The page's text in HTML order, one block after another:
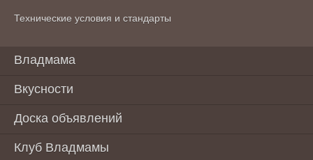
Технические условия и стандарты
Владмама
Вкусности
Доска объявлений
Клуб Владмамы